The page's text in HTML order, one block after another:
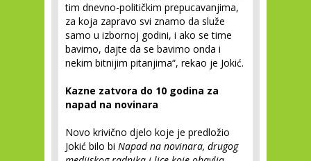
tim dnevno-političkim prepucavanjima,
za koja zapravo svi znamo da služe
samo u izbornoj godini, i ako se time
bavimo, dajte da se bavimo onda i
nekim bitnijim pitanjima“, rekao je Jokić.
Kazne zatvora do 10 godina za
napad na novinara
Novo krivično djelo koje je predložio
Jokić bilo bi Napad na novinara, drugog